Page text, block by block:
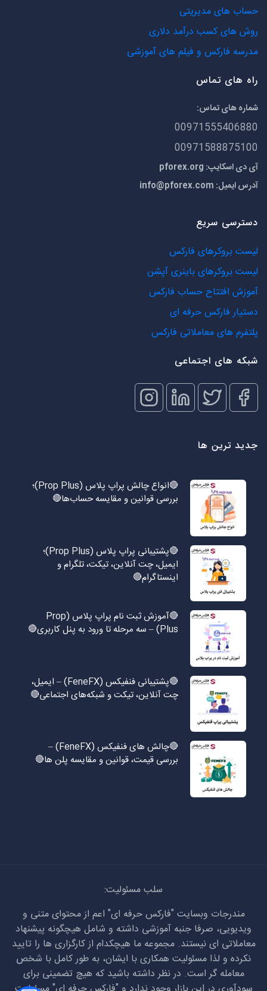
حساب های مدیریتی
روش های کسب درآمد دلاری
مدرسه فارکس و فیلم های آموزشی
راه های تماس
شماره های تماس:
00971555406880
00971588875100
آی دی اسکایپ: pforex.org
آدرس ایمیل: info@pforex.com
دسترسی سریع
لیست بروکرهای فارکس
لیست بروکرهای باینری آپشن
آموزش افتتاح حساب فارکس
دستیار فارکس حرفه ای
پلتفرم های معاملاتی فارکس
شبکه های اجتماعی
جدید ترین ها
🔴انواع چالش پراپ پلاس (Prop Plus)؛
بررسی قوانین و مقایسه حساب‌ها🔴
🔴پشتیبانی پراپ پلاس (Prop Plus)؛
ایمیل، چت آنلاین، تیکت، تلگرام و
اینستاگرام🔴
🔴آموزش ثبت نام پراپ پلاس (Prop
Plus) – سه مرحله تا ورود به پنل کاربری🔴
🔴پشتیبانی فنفیکس (FeneFX) – ایمیل،
چت آنلاین، تیکت و شبکه‌های اجتماعی🔴
🔴چالش های فنفیکس (FeneFX) –
بررسی قیمت، قوانین و مقایسه پلن ها🔴
سلب مسئولیت:
مندرجات وبسایت "فارکس حرفه ای" اعم از محتوای متنی و
ویدیویی، صرفا جنبه آموزشی داشته و شامل هیچگونه پیشنهاد
معاملاتی ای نیستند. مجموعه ما هیچکدام از کارگزاری ها را تایید
نکرده و لذا مسئولیت همکاری با ایشان، به طور کامل با شخص
معامله گر است. در نظر داشته باشید که هیچ تضمینی برای